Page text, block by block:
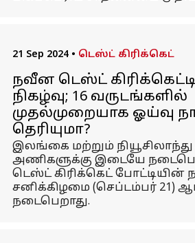
21 Sep 2024 • டெஸ்ட் கிரிக்கெட்
நவீன டெஸ்ட்
நிகழ்வு; 16 வருடங்களில்
முதல்முறையாக ஓய்வு
தெரியுமா?
இலங்கை மற்றும் நியூசிலாந்து
அணிகளுக்கு இடையே
டெஸ்ட் கிரிக்கெட்
சனிக்கிழமை (செப்டம்பர் 21)
நடைபெறாது.